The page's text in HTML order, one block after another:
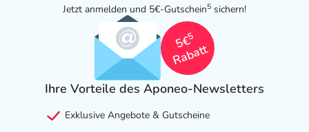
- Verstopfung
- Vermehrter Speichelfluss
- Verminderte Berührungsempfindlichkeit im Mund
- Appetitsteigerung
- Appetitlosigkeit
- Gewichtszunahme
Jetzt anmelden und 5€-Gutschein5 sichern!
5€
5
Rabatt
Ihre Vorteile des Aponeo-Newsletters
Exklusive Angebote & Gutscheine